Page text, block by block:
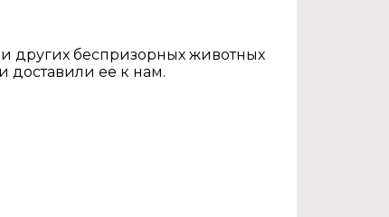
других беспризорных животных
доставили ее к нам.